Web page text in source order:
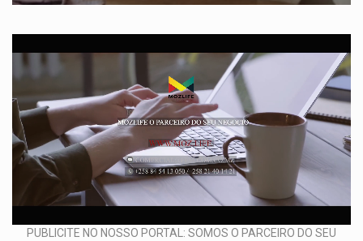
PUBLICITE NO NOSSO PORTAL: SOMOS O PARCEIRO DO SEU